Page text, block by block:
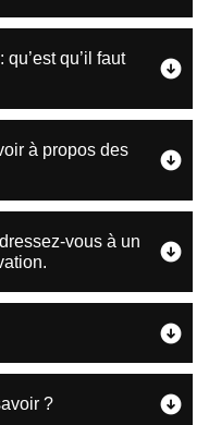
qu’il faut
à propos des
vous à un
?